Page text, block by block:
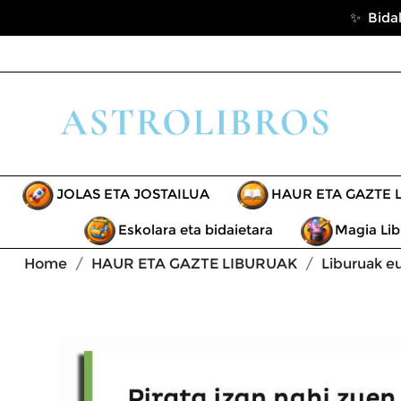
✨
JOLAS ETA JOSTAILUA HAUR ETA GAZTE
Eskolara eta bidaietara Magia
Home
HAUR ETA GAZTE LIBURUAK Liburuak